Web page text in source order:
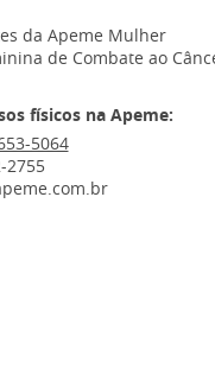
da Apeme Mulher
de Combate ao
físicos na Apeme:
5064
2755